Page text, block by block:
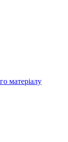
матеріалу